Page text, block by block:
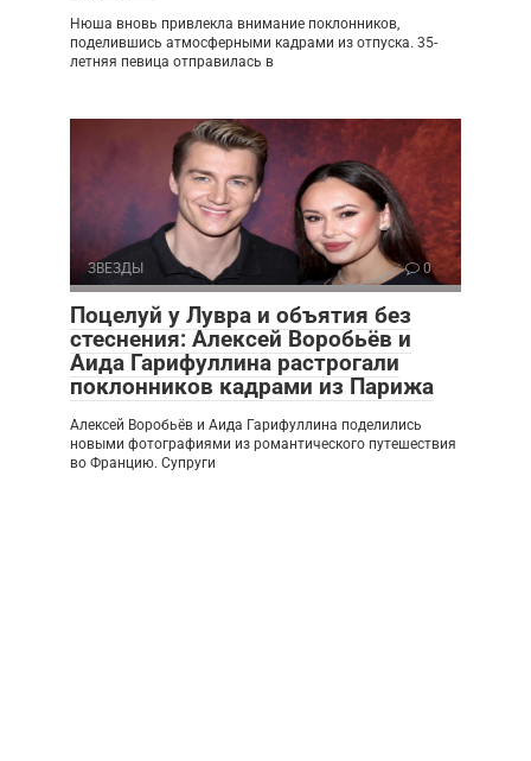
Нюша вновь привлекла внимание поклонников,
поделившись атмосферными кадрами из отпуска. 35-
летняя певица отправилась в
ЗВЕЗДЫ 0
Поцелуй у Лувра и объятия без
стеснения: Алексей Воробьёв и
Аида Гарифуллина растрогали
поклонников кадрами из Парижа
Алексей Воробьёв и Аида Гарифуллина поделились
новыми фотографиями из романтического путешествия
во Францию. Супруги